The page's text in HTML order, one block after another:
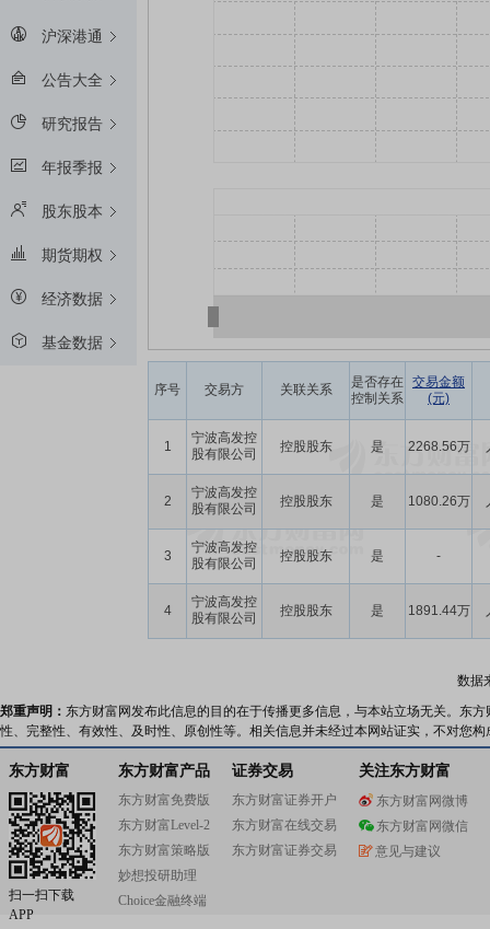
沪深港通
公告大全
研究报告
年报季报
股东股本
期货期权
经济数据
基金数据
序号 交易方 关联关系
是否存在
控制关系
交易金额
(元)
1
宁波高发控
股有限公司
控股股东 是 2268.56万
2
宁波高发控
股有限公司
控股股东 是 1080.26万
3
宁波高发控
股有限公司
控股股东 是 -
4
宁波高发控
股有限公司
控股股东 是 1891.44万
数据
郑重声明： 东方财富网发布此信息的目的在于传播更多信息，与本站立场无关。东
性、完整性、有效性、及时性、原创性等。相关信息并未经过本网站证实，不对您
东方财富
扫一扫下载
APP
东方财富产品
东方财富免费版
东方财富Level-2
东方财富策略版
妙想投研助理
Choice金融终端
证券交易
东方财富证券开户
东方财富在线交易
东方财富证券交易
关注东方财富
东方财富网微博
东方财富网微信
意见与建议